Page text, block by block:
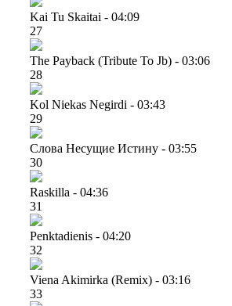
Kai Tu Skaitai - 04:09
27
The Payback (tribute To Jb) - 03:06
28
Kol Niekas Negirdi - 03:43
29
Cлова Несущие Истину - 03:55
30
Raskilla - 04:36
31
Penktadienis - 04:20
32
Viena Akimirka (remix) - 03:16
33